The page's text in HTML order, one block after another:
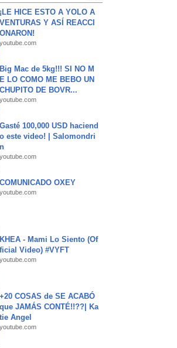
¡LE HICE ESTO A YOLO A
VENTURAS Y ASÍ REACCI
ONARON!
youtube.com
Big Mac de 5kg!!! SI NO M
E LO COMO ME BEBO UN
CHUPITO DE BOVR...
youtube.com
Gasté 100,000 USD haciend
o este video! | Salomondri
n
youtube.com
COMUNICADO OXEY
youtube.com
KHEA - Mami Lo Siento (Of
ficial Video) #VYFT
youtube.com
+20 COSAS de SE ACABÓ
que JAMÁS CONTÉ!!??| Ka
tie Angel
youtube.com